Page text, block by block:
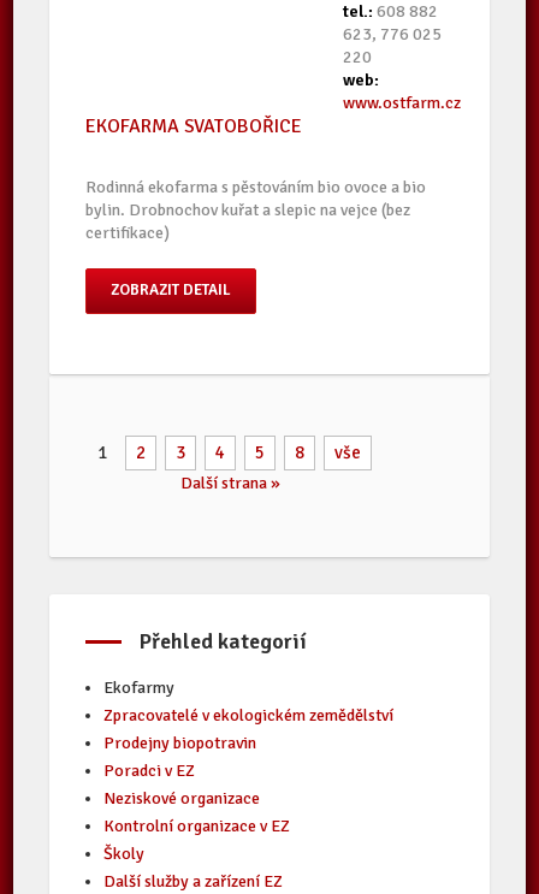
tel.: 608 882
623, 776 025
220
web:
www.ostfarm.cz
EKOFARMA SVATOBOŘICE
Rodinná ekofarma s pěstováním bio ovoce a bio
bylin. Drobnochov kuřat a slepic na vejce (bez
certifikace)
ZOBRAZIT DETAIL
1 2 3 4 5 8 vše
Další strana »
Přehled kategorií
Ekofarmy
Zpracovatelé v ekologickém zemědělství
Prodejny biopotravin
Poradci v EZ
Neziskové organizace
Kontrolní organizace v EZ
Školy
Další služby a zařízení EZ